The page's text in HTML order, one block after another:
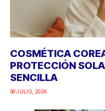
COSMÉTICA
PROTECCIÓN
SENCILLA
30 JULIO, 2026